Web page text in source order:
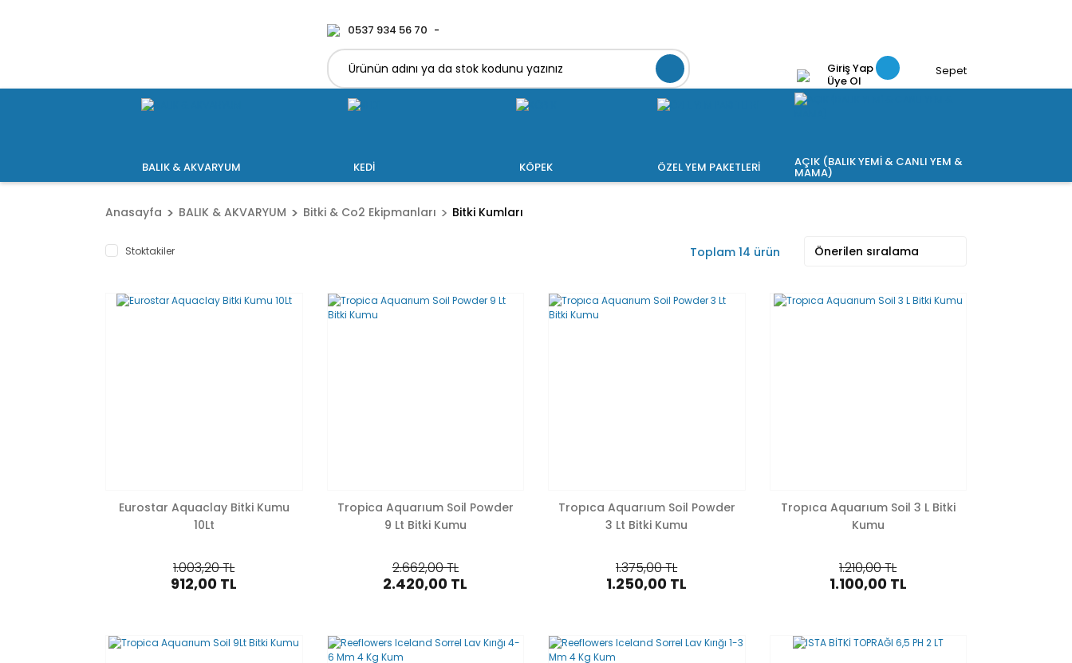
0537 934 56 70
Giriş Yap
Üye Ol
Sepet
BALIK & AKVARYUM KEDİ KÖPEK ÖZEL YEM PAKETLERİ AÇIK (BALIK YEMİ & CANLI YEM &
MAMA)
Anasayfa BALIK & AKVARYUM Bitki & Co2 Ekipmanları Bitki Kumları
Stoktakiler Toplam 14 ürün
Eurostar Aquaclay Bitki Kumu
10Lt
1.003,20 TL
912,00 TL
Tropica Aquarıum Soil Powder
9 Lt Bitki Kumu
2.662,00 TL
2.420,00 TL
Tropıca Aquarıum Soil Powder
3 Lt Bitki Kumu
1.375,00 TL
1.250,00 TL
Tropıca Aquarıum Soil 3 L Bitki
Kumu
1.210,00 TL
1.100,00 TL